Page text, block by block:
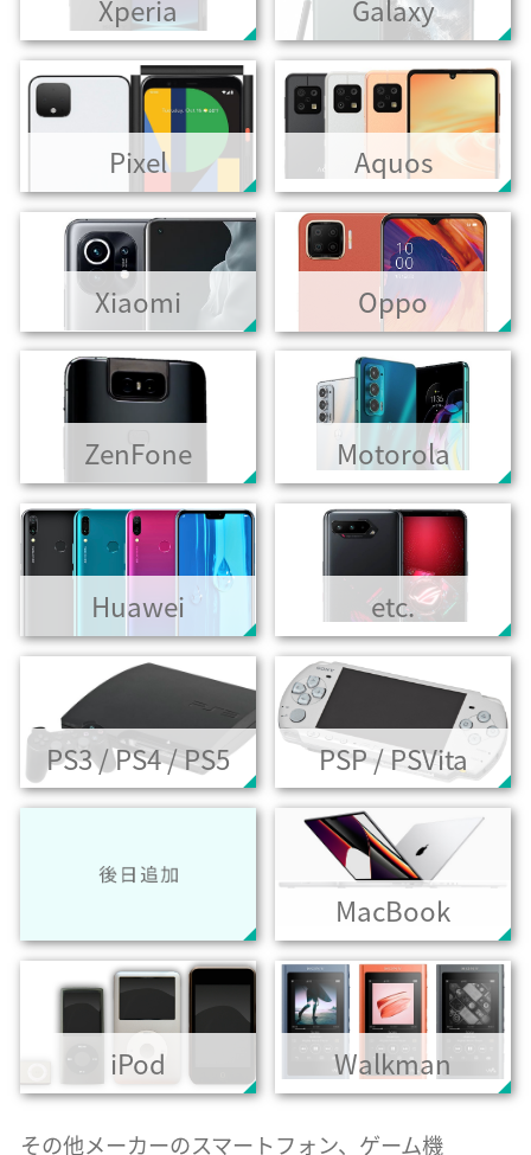
Xperia Galaxy
Pixel Aquos
Xiaomi Oppo
ZenFone Motorola
Huawei etc.
PS3 / PS4 / PS5 PSP / PSVita
MacBook
iPod Walkman
その他メーカーのスマートフォン、ゲーム機